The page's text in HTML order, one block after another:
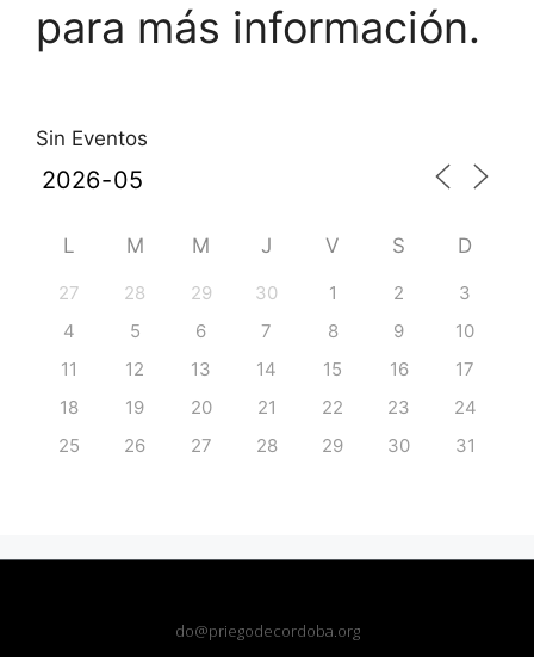
para más información.
Sin Eventos
L M M J V S D
27 28 29 30 1 2
3
4
5 6 7 8 9
10
11
12 13 14 15 16
17
18
19 20 21 22 23
24
25
26 27 28 29 30 31
do@priegodecordoba.org